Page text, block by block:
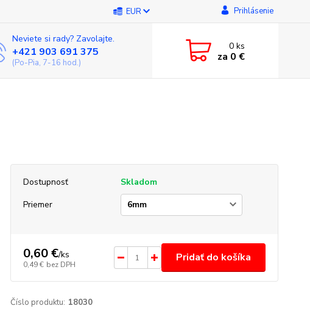
EUR Prihlásenie
Neviete si rady? Zavolajte.
+421 903 691 375
(Po-Pia, 7-16 hod.)
0ks
za 0 €
Dostupnosť
Skladom
Priemer
0,60 €/ks
0,49 € bez DPH
Pridať do košíka
Číslo produktu: 18030